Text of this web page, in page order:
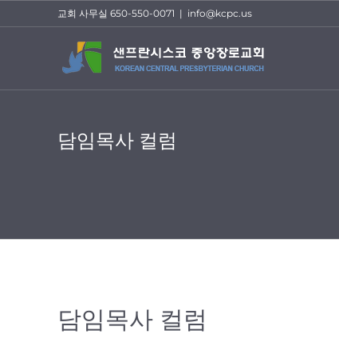
to
교회 사무실 650-550-0071 | info@kcpc.us
담임목사 컬럼
담임목사 컬럼